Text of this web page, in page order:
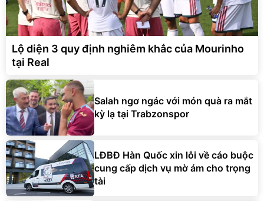
Lộ diện 3 quy định nghiêm khắc của Mourinho
tại Real
Salah ngơ ngác với món quà ra mắt
kỳ lạ tại Trabzonspor
LĐBĐ Hàn Quốc xin lỗi về cáo buộc
cung cấp dịch vụ mờ ám cho trọng
tài